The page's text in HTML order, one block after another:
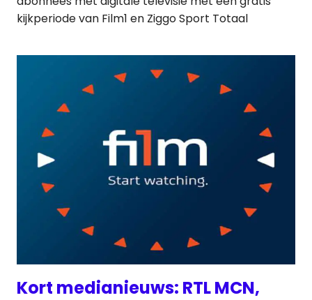
kijkperiode van Film1 en Ziggo Sport Totaal
Kort medianieuws: RTL MCN,